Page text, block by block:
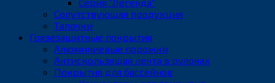
Сопутствующая продукция
Тапочки
Грязезащитные покрытия
Алюминиевые порожки
Антискользящая лента в рулонах
Покрытия для бассейнов